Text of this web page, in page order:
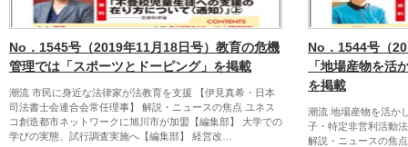
No．1545号（2019年11月18日号）教育の危機
管理では「スポーツとドーピング」を掲載
潮流 市民に身近な法律家が法教育を支援 【伊見真希・日本
司法書士会連合会常任理事】 解説・ニュースの焦点 ユネス
コ創造都市ネットワークに旭川市が加盟【編集部】 大学での
学びの実態、試行調査実施へ【編集部】 経営改…
No．1544号（
「地場産物を活
を掲載
潮流 地場産物を活か
子・特定非営利活動
解説・ニュースの焦